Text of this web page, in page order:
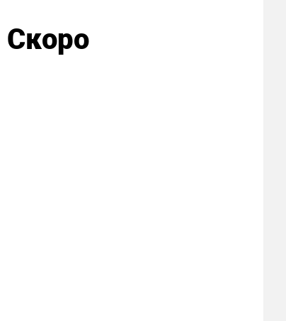
Скоро